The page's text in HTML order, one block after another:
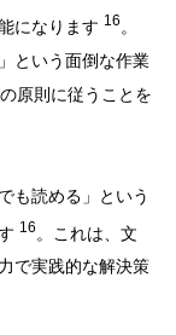
になります 16 。
という面倒な作業
原則に従うことを
も読める」という
16
。これは、文
で実践的な解決策